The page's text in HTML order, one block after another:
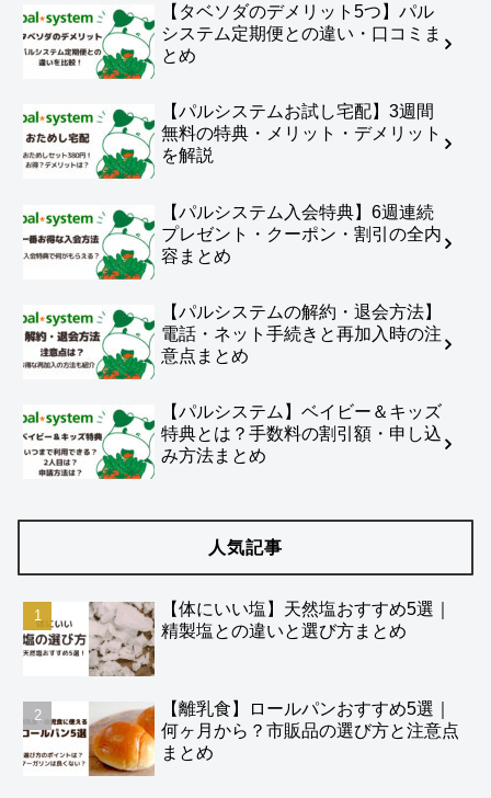
【タベソダのデメリット5つ】パル
システム定期便との違い・口コミま
とめ
【パルシステムお試し宅配】3週間
無料の特典・メリット・デメリット
を解説
【パルシステム入会特典】6週連続
プレゼント・クーポン・割引の全内
容まとめ
【パルシステムの解約・退会方法】
電話・ネット手続きと再加入時の注
意点まとめ
【パルシステム】ベイビー＆キッズ
特典とは？手数料の割引額・申し込
み方法まとめ
人気記事
【体にいい塩】天然塩おすすめ5選｜
精製塩との違いと選び方まとめ
【離乳食】ロールパンおすすめ5選｜
何ヶ月から？市販品の選び方と注意点
まとめ